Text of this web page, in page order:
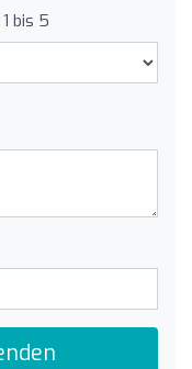
bis 5